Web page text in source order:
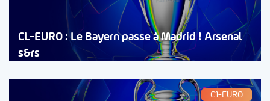
CL-EURO : Le Bayern passe à Madrid ! Arsenal
s&rs
C1-EURO